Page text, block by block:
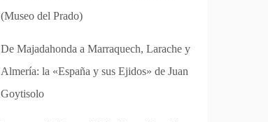
(Museo del Prado)
De Majadahonda a Marraquech, Larache y
Almería: la «España y sus Ejidos» de Juan
Goytisolo